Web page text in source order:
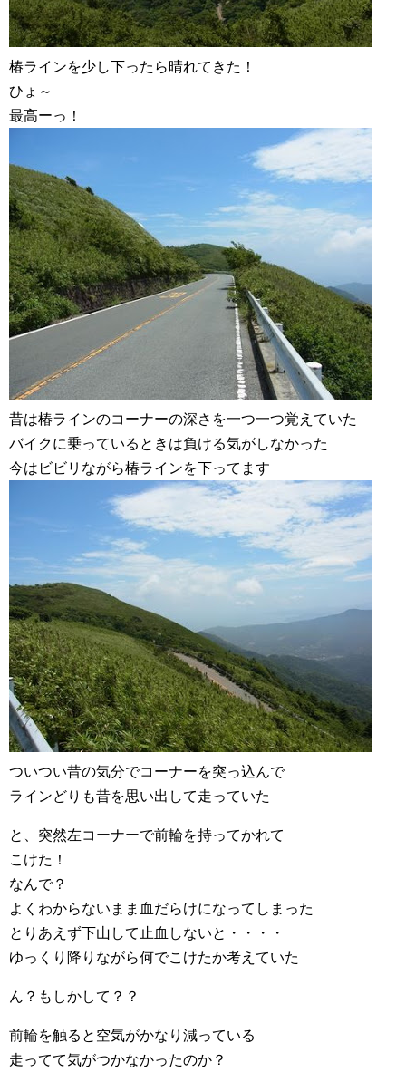
椿ラインを少し下ったら晴れてきた！
ひょ～
最高ーっ！
昔は椿ラインのコーナーの深さを一つ一つ覚えていた
バイクに乗っているときは負ける気がしなかった
今はビビリながら椿ラインを下ってます
ついつい昔の気分でコーナーを突っ込んで
ラインどりも昔を思い出して走っていた
と、突然左コーナーで前輪を持ってかれて
こけた！
なんで？
よくわからないまま血だらけになってしまった
とりあえず下山して止血しないと・・・・
ゆっくり降りながら何でこけたか考えていた
ん？もしかして？？
前輪を触ると空気がかなり減っている
走ってて気がつかなかったのか？